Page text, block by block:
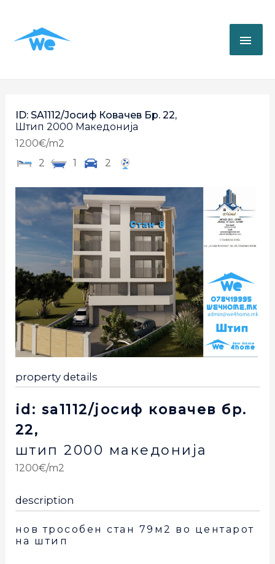
ID: SA1112/Јосиф Ковачев Бр. 22,
Штип 2000 Македонија
1200€/m2
2
1 2
property details
id: sa1112/јосиф ковачев бр.
22,
штип 2000 македонија
1200€/m2
description
нов трособен стан 79м2 во центарот
на штип